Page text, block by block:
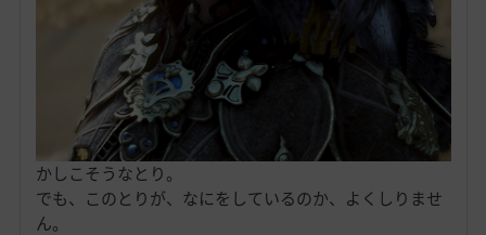
かしこそうなとり。
でも、このとりが、なにをしているのか、よくしりませ
ん。